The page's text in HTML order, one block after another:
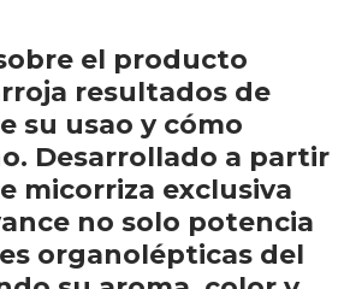
el producto
resultados de
su usao y cómo
Desarrollado a partir
micorriza exclusiva
no solo potencia
organolépticas del